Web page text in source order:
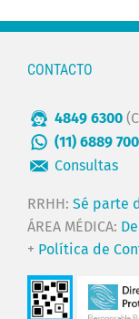
CONTACTO
4849 6300
(11) 6889
Consultas
RRHH: Sé parte
ÁREA MÉDICA:
+ Política de